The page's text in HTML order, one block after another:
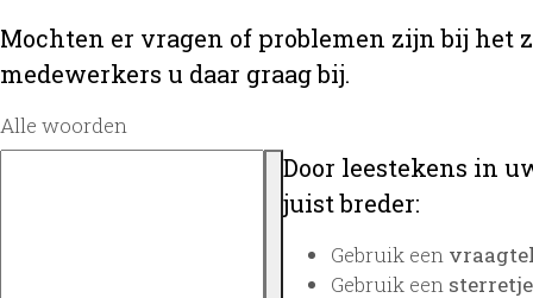
Mochten er vragen of problemen zijn bij het
medewerkers u daar graag bij.
Alle woorden
Door leestekens in
juist breder:
Gebruik een
Gebruik een